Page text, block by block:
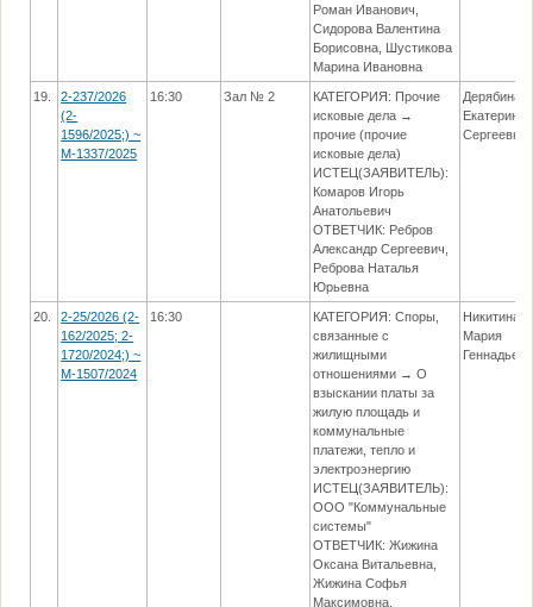
Роман Иванович,
Сидорова Валентина
Борисовна, Шустикова
Марина Ивановна
19.
2-237/2026
(2-
1596/2025;) ~
М-1337/2025
16:30 Зал № 2
КАТЕГОРИЯ: Прочие
исковые дела →
прочие (прочие
исковые дела)
ИСТЕЦ(ЗАЯВИТЕЛЬ):
Комаров Игорь
Анатольевич
ОТВЕТЧИК: Ребров
Александр Сергеевич,
Реброва Наталья
Юрьевна
Дерябина
Екатерина
Сергеевна
20.
2-25/2026 (2-
162/2025; 2-
1720/2024;) ~
М-1507/2024
16:30
КАТЕГОРИЯ: Споры,
связанные с
жилищными
отношениями → О
взыскании платы за
жилую площадь и
коммунальные
платежи, тепло и
электроэнергию
ИСТЕЦ(ЗАЯВИТЕЛЬ):
ООО "Коммунальные
системы"
ОТВЕТЧИК: Жижина
Оксана Витальевна,
Жижина Софья
Максимовна,
Никитина
Мария